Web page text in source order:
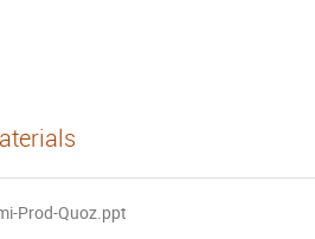
Prod-Quoz.ppt